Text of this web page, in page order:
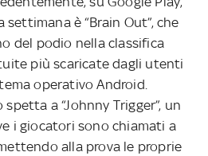
settimana è “Brain Out”, che
del podio nella classifica
più scaricate dagli utenti
operativo Android.
a “Johnny Trigger”, un
i giocatori sono chiamati a
alla prova le proprie